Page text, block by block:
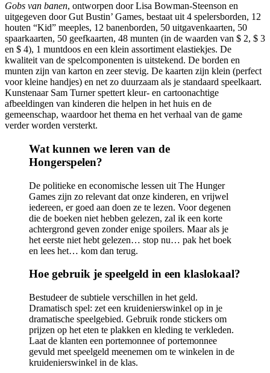
Gobs van banen, ontworpen door Lisa Bowman-Steenson en
uitgegeven door Gut Bustin’ Games, bestaat uit 4 spelersborden, 12
houten “Kid” meeples, 12 banenborden, 50 uitgavenkaarten, 50
spaarkaarten, 50 geefkaarten, 48 munten (in de waarden van $ 2, $ 3
en $ 4), 1 muntdoos en een klein assortiment elastiekjes. De
kwaliteit van de spelcomponenten is uitstekend. De borden en
munten zijn van karton en zeer stevig. De kaarten zijn klein (perfect
voor kleine handjes) en net zo duurzaam als je standaard speelkaart.
Kunstenaar Sam Turner spettert kleur- en cartoonachtige
afbeeldingen van kinderen die helpen in het huis en de
gemeenschap, waardoor het thema en het verhaal van de game
verder worden versterkt.
Wat kunnen we leren van de
Hongerspelen?
De politieke en economische lessen uit The Hunger
Games zijn zo relevant dat onze kinderen, en vrijwel
iedereen, er goed aan doen ze te lezen. Voor degenen
die de boeken niet hebben gelezen, zal ik een korte
achtergrond geven zonder enige spoilers. Maar als je
het eerste niet hebt gelezen… stop nu… pak het boek
en lees het… kom dan terug.
Hoe gebruik je speelgeld in een klaslokaal?
Bestudeer de subtiele verschillen in het geld.
Dramatisch spel: zet een kruidenierswinkel op in je
dramatische speelgebied. Gebruik ronde stickers om
prijzen op het eten te plakken en kleding te verkleden.
Laat de klanten een portemonnee of portemonnee
gevuld met speelgeld meenemen om te winkelen in de
kruidenierswinkel in de klas.